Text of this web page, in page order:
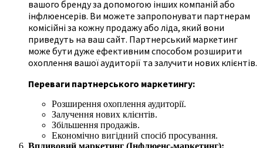
вашого бренду за допомогою інших компаній або
інфлюенсерів. Ви можете запропонувати партнерам
комісійні за кожну продажу або ліда, який вони
приведуть на ваш сайт. Партнерський маркетинг
може бути дуже ефективним способом розширити
охоплення вашої аудиторії та залучити нових клієнтів.
Переваги партнерського маркетингу:
Розширення охоплення аудиторії.
Залучення нових клієнтів.
Збільшення продажів.
Економічно вигідний спосіб просування.
Впливовий маркетинг (Інфлюенс-маркетинг):